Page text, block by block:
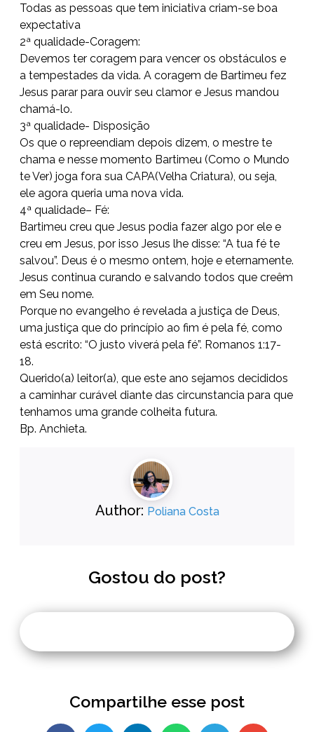
Todas as pessoas que tem iniciativa criam-se boa
expectativa
2ª qualidade-Coragem:
Devemos ter coragem para vencer os obstáculos e
a tempestades da vida. A coragem de Bartimeu fez
Jesus parar para ouvir seu clamor e Jesus mandou
chamá-lo.
3ª qualidade- Disposição
Os que o repreendiam depois dizem, o mestre te
chama e nesse momento Bartimeu (Como o Mundo
te Ver) joga fora sua CAPA(Velha Criatura), ou seja,
ele agora queria uma nova vida.
4ª qualidade– Fé:
Bartimeu creu que Jesus podia fazer algo por ele e
creu em Jesus, por isso Jesus lhe disse: “A tua fé te
salvou”. Deus é o mesmo ontem, hoje e eternamente.
Jesus continua curando e salvando todos que creêm
em Seu nome.
Porque no evangelho é revelada a justiça de Deus,
uma justiça que do princípio ao fim é pela fé, como
está escrito: “O justo viverá pela fé”. Romanos 1:17-
18.
Querido(a) leitor(a), que este ano sejamos decididos
a caminhar curável diante das circunstancia para que
tenhamos uma grande colheita futura.
Bp. Anchieta.
Author: Poliana Costa
Gostou do post?
Compartilhe esse post